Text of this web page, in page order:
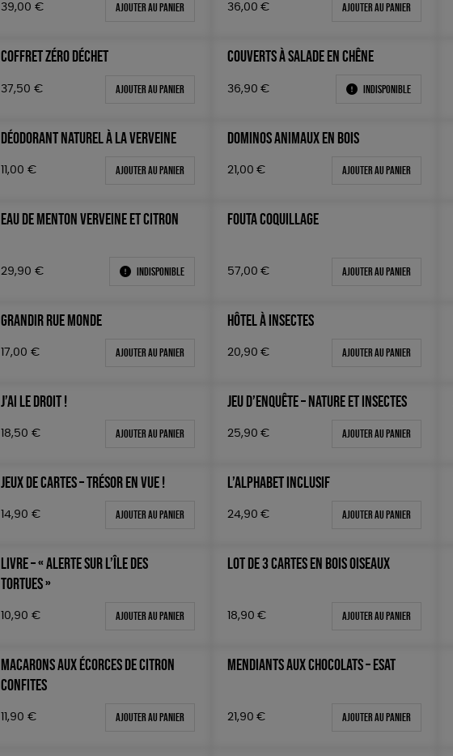
39,00 € Ajouter au panier 36,00 € Ajouter au panier
COFFRET ZÉRO DÉCHET
37,50 € Ajouter au panier
COUVERTS À SALADE EN CHÊNE
36,90 € Indisponible
DÉODORANT NATUREL À LA VERVEINE
11,00 € Ajouter au panier
DOMINOS ANIMAUX EN BOIS
21,00 € Ajouter au panier
EAU DE MENTON VERVEINE ET CITRON
29,90 € Indisponible
FOUTA COQUILLAGE
57,00 € Ajouter au panier
GRANDIR RUE MONDE
17,00 € Ajouter au panier
HÔTEL À INSECTES
20,90 € Ajouter au panier
J’AI LE DROIT !
18,50 € Ajouter au panier
JEU D’ENQUÊTE – NATURE ET INSECTES
25,90 € Ajouter au panier
JEUX DE CARTES – TRÉSOR EN VUE !
14,90 € Ajouter au panier
L’ALPHABET INCLUSIF
24,90 € Ajouter au panier
LIVRE – « ALERTE SUR L’ÎLE DES
TORTUES »
10,90 € Ajouter au panier
LOT DE 3 CARTES EN BOIS OISEAUX
18,90 € Ajouter au panier
MACARONS AUX ÉCORCES DE CITRON
CONFITES
11,90 € Ajouter au panier
MENDIANTS AUX CHOCOLATS – ESAT
21,90 € Ajouter au panier